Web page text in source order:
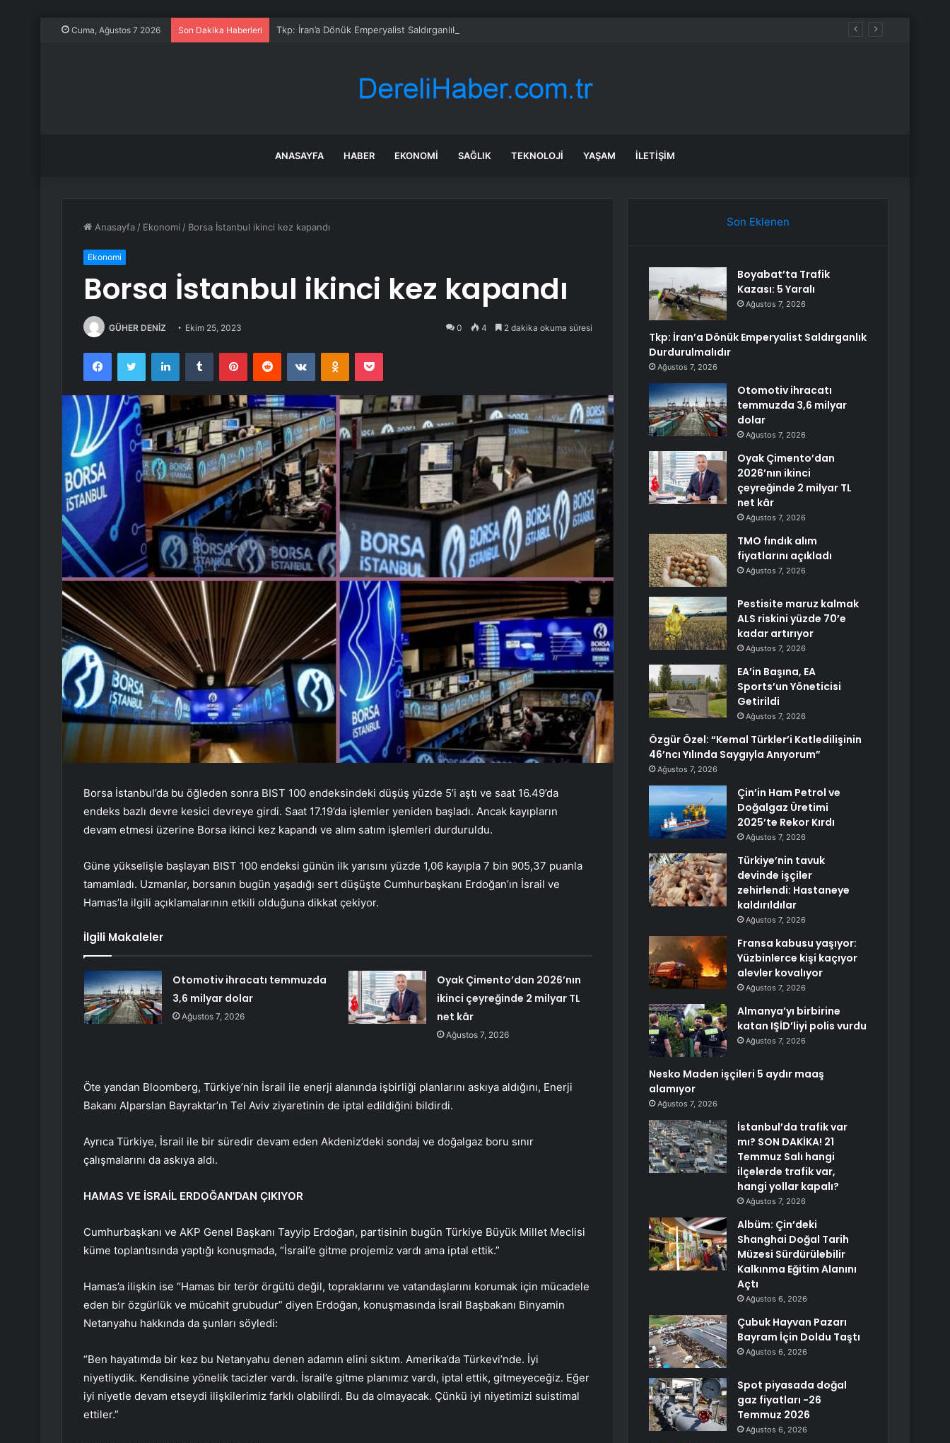
Cuma, Ağustos 7 2026 Son Dakika Haberleri Tkp: İran’a Dönük Emperyalist Saldırganlık Durdurulmalıdır
ANASAYFA HABER EKONOMI SAĞLIK TEKNOLOJI YAŞAM İLETIŞIM
Anasayfa / Ekonomi / Borsa İstanbul ikinci kez kapandı
Ekonomi
Borsa İstanbul ikinci kez kapandı
GÜHER DENİZ Ekim 25, 2023 0 4 2 dakika okuma süresi
FacebookTwitter LinkedInTumblr PinterestReddit VKontakteOdnoklassniki
Pocket
Borsa İstanbul’da bu öğleden sonra BIST 100 endeksindeki düşüş yüzde 5’i aştı ve saat 16.49’da
endeks bazlı devre kesici devreye girdi. Saat 17.19’da işlemler yeniden başladı. Ancak kayıpların
devam etmesi üzerine Borsa ikinci kez kapandı ve alım satım işlemleri durduruldu.
Güne yükselişle başlayan BIST 100 endeksi günün ilk yarısını yüzde 1,06 kayıpla 7 bin 905,37 puanla
tamamladı. Uzmanlar, borsanın bugün yaşadığı sert düşüşte Cumhurbaşkanı Erdoğan’ın İsrail ve
Hamas’la ilgili açıklamalarının etkili olduğuna dikkat çekiyor.
İlgili Makaleler
Otomotiv ihracatı temmuzda
3,6 milyar dolar
Ağustos 7, 2026
Oyak Çimento’dan 2026’nın
ikinci çeyreğinde 2 milyar TL
net kâr
Ağustos 7, 2026
Öte yandan Bloomberg, Türkiye’nin İsrail ile enerji alanında işbirliği planlarını askıya aldığını, Enerji
Bakanı Alparslan Bayraktar’ın Tel Aviv ziyaretinin de iptal edildiğini bildirdi.
Ayrıca Türkiye, İsrail ile bir süredir devam eden Akdeniz’deki sondaj ve doğalgaz boru sınır
çalışmalarını da askıya aldı.
HAMAS VE İSRAİL ERDOĞAN’DAN ÇIKIYOR
Cumhurbaşkanı ve AKP Genel Başkanı Tayyip Erdoğan, partisinin bugün Türkiye Büyük Millet Meclisi
küme toplantısında yaptığı konuşmada, “İsrail’e gitme projemiz vardı ama iptal ettik.”
Hamas’a ilişkin ise “Hamas bir terör örgütü değil, topraklarını ve vatandaşlarını korumak için mücadele
eden bir özgürlük ve mücahit grubudur” diyen Erdoğan, konuşmasında İsrail Başbakanı Binyamin
Netanyahu hakkında da şunları söyledi:
“Ben hayatımda bir kez bu Netanyahu denen adamın elini sıktım. Amerika’da Türkevi’nde. İyi
niyetliydik. Kendisine yönelik tacizler vardı. İsrail’e gitme planımız vardı, iptal ettik, gitmeyeceğiz. Eğer
iyi niyetle devam etseydi ilişkilerimiz farklı olabilirdi. Bu da olmayacak. Çünkü iyi niyetimizi suistimal
ettiler.”
Son Eklenen
Boyabat’ta Trafik
Kazası: 5 Yaralı
Ağustos 7, 2026
Tkp: İran’a Dönük Emperyalist Saldırganlık
Durdurulmalıdır
Ağustos 7, 2026
Otomotiv ihracatı
temmuzda 3,6 milyar
dolar
Ağustos 7, 2026
Oyak Çimento’dan
2026’nın ikinci
çeyreğinde 2 milyar TL
net kâr
Ağustos 7, 2026
TMO fındık alım
fiyatlarını açıkladı
Ağustos 7, 2026
Pestisite maruz kalmak
ALS riskini yüzde 70’e
kadar artırıyor
Ağustos 7, 2026
EA’in Başına, EA
Sports’un Yöneticisi
Getirildi
Ağustos 7, 2026
Özgür Özel: “Kemal Türkler’i Katledilişinin
46’ncı Yılında Saygıyla Anıyorum”
Ağustos 7, 2026
Çin’in Ham Petrol ve
Doğalgaz Üretimi
2025’te Rekor Kırdı
Ağustos 7, 2026
Türkiye’nin tavuk
devinde işçiler
zehirlendi: Hastaneye
kaldırıldılar
Ağustos 7, 2026
Fransa kabusu yaşıyor:
Yüzbinlerce kişi kaçıyor
alevler kovalıyor
Ağustos 7, 2026
Almanya’yı birbirine
katan IŞİD’liyi polis vurdu
Ağustos 7, 2026
Nesko Maden işçileri 5 aydır maaş
alamıyor
Ağustos 7, 2026
İstanbul’da trafik var
mı? SON DAKİKA! 21
Temmuz Salı hangi
ilçelerde trafik var,
hangi yollar kapalı?
Ağustos 7, 2026
Albüm: Çin’deki
Shanghai Doğal Tarih
Müzesi Sürdürülebilir
Kalkınma Eğitim Alanını
Açtı
Ağustos 6, 2026
Çubuk Hayvan Pazarı
Bayram İçin Doldu Taştı
Ağustos 6, 2026
Spot piyasada doğal
gaz fiyatları -26
Temmuz 2026
Ağustos 6, 2026